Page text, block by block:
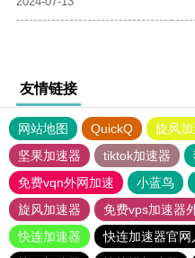
友情链接
网站地图 QuickQ 旋风
坚果加速器
tiktok加速器
免费vqn外网加速
小蓝鸟
旋风加速器
免费vps加速器
快连加速器
快连加速器官网